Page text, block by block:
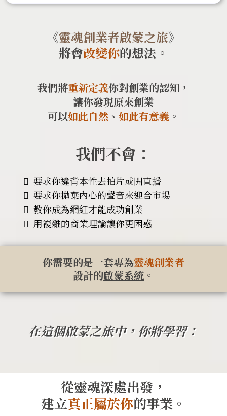
《靈魂創業者啟蒙之旅》
將會改變你的想法。
我們將重新定義你對創業的認知，
讓你發現原來創業
可以如此自然 、 如此有意義 。
我們不會：
要求你違背本性去拍片或開直播
要求你拋棄內心的聲音來迎合市場
教你成為網紅才能成功創業
用複雜的商業理論讓你更困惑
你需要的是一套專為靈魂創業者
設計的啟蒙系統 。
在這個啟蒙之旅中，你將學習：
從靈魂深處出發，
建立真正屬於你的事業。